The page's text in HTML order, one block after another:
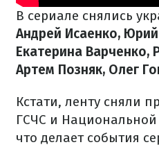
В сериале снялись
Андрей Исаенко,
Екатерина Варченко,
Артем Позняк, Олег
Кстати, ленту сняли
ГСЧС и
что делает события